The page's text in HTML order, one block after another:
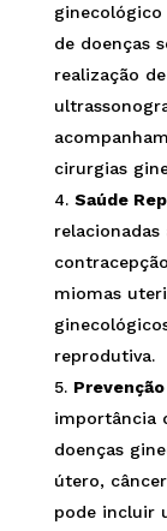
de doenças
realização
cirurgias
Saúde
miomas
reprodutiva.
importância
doenças
útero,
pode incluir